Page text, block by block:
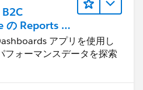
の Reports &
アプリを使用し
フォーマンスデータを探索